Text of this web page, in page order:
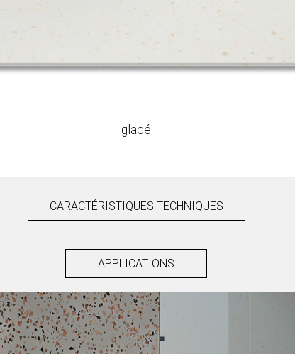
glacé
CARACTÉRISTIQUES TECHNIQUES
APPLICATIONS